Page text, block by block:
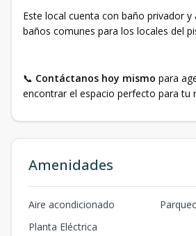
Este local cuenta con baño privador
baños comunes para los locales del
📞 Contáctanos hoy mismo para
encontrar el espacio perfecto para tu
Amenidades
Aire acondicionado
Planta Eléctrica